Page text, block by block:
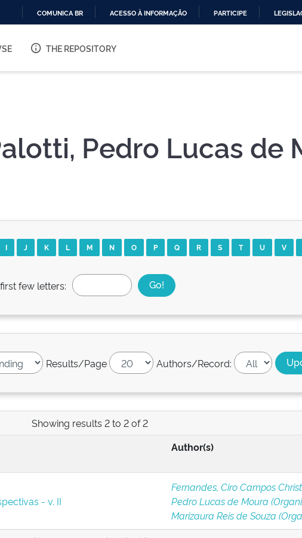
O
COMUNICA BR ACESSO À INFORMAÇÃO PARTICIPE
THE REPOSITORY
Pedro Lucas de
I J K L M N O P Q R S T U V
few letters:
Results/Page Authors/Record:
Showing results 2 to 2 of 2
Author(s)
- v. II
Fernandes, Ciro Campos
Pedro Lucas de Moura
Marizaura Reis de Souza